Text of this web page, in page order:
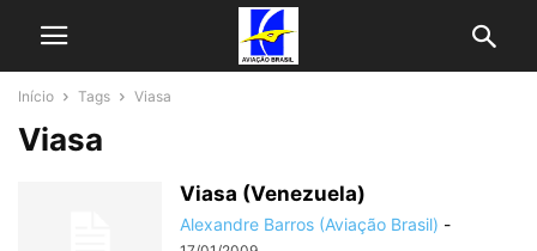
Início Tags Viasa
Viasa
Viasa (Venezuela)
Alexandre Barros (Aviação Brasil) -